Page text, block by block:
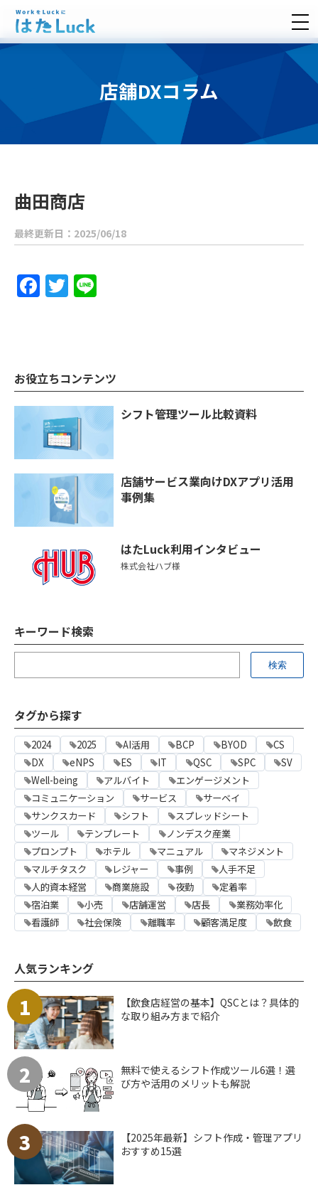
店舗DXコラム
曲田商店
最終更新日：2025/06/18
Facebook
Twitter
お役立ちコンテンツ
シフト管理ツール比較資料
店舗サービス業向けDXアプリ活用
事例集
はたLuck利用インタビュー
株式会社ハブ様
キーワード検索
タグから探す
2024 2025 AI活用 BCP BYOD
CS
DX
eNPS ES IT QSC SPC
SV
Well-being
アルバイト
エンゲージメント
コミュニケーション
サービス
サーベイ
サンクスカード
シフト
スプレッドシート
ツール
テンプレート
ノンデスク産業
プロンプト
ホテル マニュアル
マネジメント
マルチタスク
レジャー 事例
人手不足
人的資本経営
商業施設 夜勤
定着率
宿泊業
小売 店舗運営 店長
業務効率化
看護師
社会保険 離職率 顧客満足度 飲食
人気ランキング
1
【飲食店経営の基本】QSCとは？具体的
な取り組み方まで紹介
2
無料で使えるシフト作成ツール6選！選
び方や活用のメリットも解説
3
【2025年最新】シフト作成・管理アプリ
おすすめ15選